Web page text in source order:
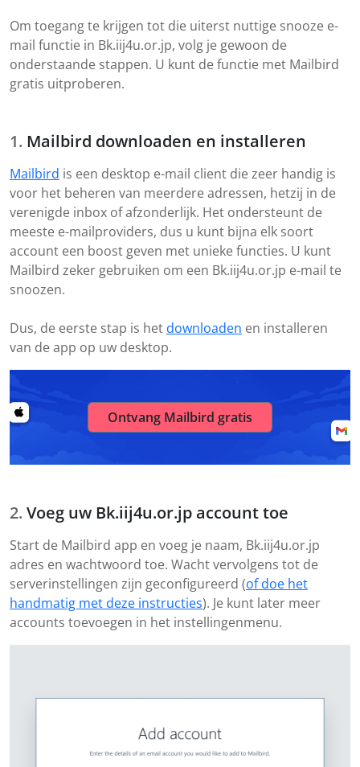
Om toegang te krijgen tot die uiterst nuttige snooze e-
mail functie in Bk.iij4u.or.jp, volg je gewoon de
onderstaande stappen. U kunt de functie met Mailbird
gratis uitproberen.
Mailbird downloaden en installeren
Mailbird is een desktop e-mail client die zeer handig is
voor het beheren van meerdere adressen, hetzij in de
verenigde inbox of afzonderlijk. Het ondersteunt de
meeste e-mailproviders, dus u kunt bijna elk soort
account een boost geven met unieke functies. U kunt
Mailbird zeker gebruiken om een Bk.iij4u.or.jp e-mail te
snoozen.
Dus, de eerste stap is het downloaden en installeren
van de app op uw desktop.
Ontvang Mailbird gratis
Voeg uw Bk.iij4u.or.jp account toe
Start de Mailbird app en voeg je naam, Bk.iij4u.or.jp
adres en wachtwoord toe. Wacht vervolgens tot de
serverinstellingen zijn geconfigureerd (of doe het
handmatig met deze instructies). Je kunt later meer
accounts toevoegen in het instellingenmenu.